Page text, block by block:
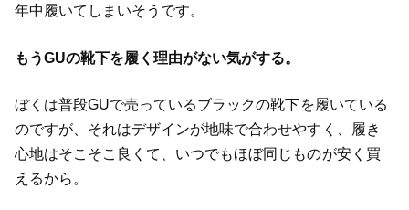
年中履いてしまいそうです。
もうGUの靴下を履く理由がない気がする。
ぼくは普段GUで売っているブラックの靴下を履いている
のですが、それはデザインが地味で合わせやすく、履き
心地はそこそこ良くて、いつでもほぼ同じものが安く買
えるから。